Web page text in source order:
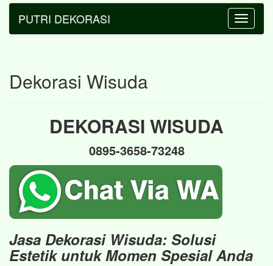
Toggle
PUTRI DEKORASI
Dekorasi Wisuda
DEKORASI WISUDA
0895-3658-73248
Jasa Dekorasi Wisuda: Solusi
Estetik untuk Momen Spesial Anda